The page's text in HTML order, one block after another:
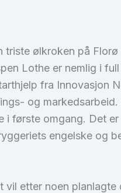
triste ølkroken på Florø
Lothe er nemlig i
fra Innovasjon
og markedsarbeid.
første omgang. Det er
engelske og
etter noen